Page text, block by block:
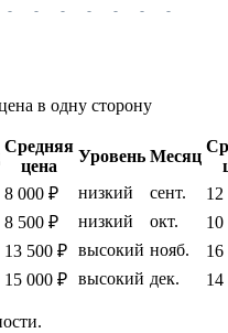
- - - - - - -
в одну сторону
Средняя
цена
Уровень Месяц
8 000 ₽ низкий сент.
12
8 500 ₽ низкий окт.
10
13 500 ₽ высокий нояб.
16
15 000 ₽ высокий дек. 14